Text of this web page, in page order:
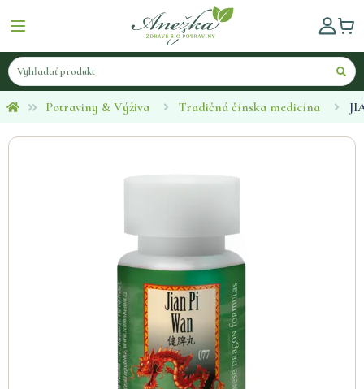
Potraviny & Výživa Tradičná čínska medicína